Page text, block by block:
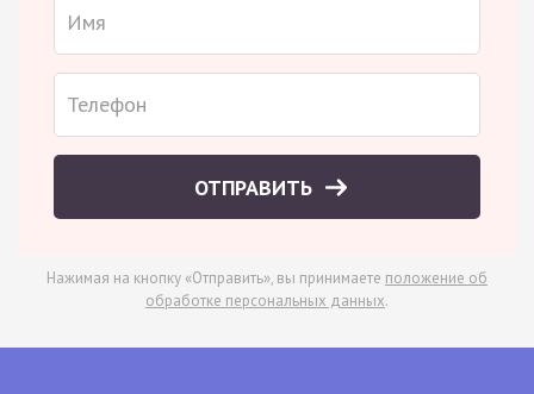
ОТПРАВИТЬ
Нажимая на кнопку «Отправить», вы принимаете положение об
обработке персональных данных.